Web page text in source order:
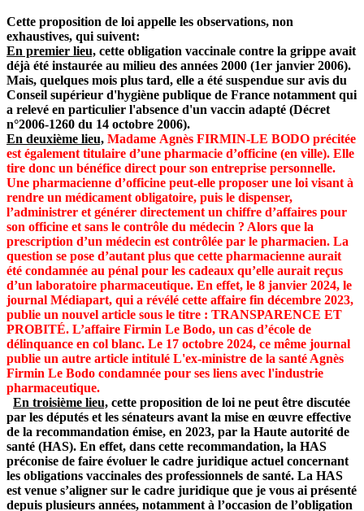
Cette proposition de loi appelle les observations, non
exhaustives, qui suivent:
En premier lieu, cette obligation vaccinale contre la grippe avait
déjà été instaurée au milieu des années 2000 (1er janvier 2006).
Mais, quelques mois plus tard, elle a été suspendue sur avis du
Conseil supérieur d'hygiène publique de France notamment qui
a relevé en particulier l'absence d'un vaccin adapté (Décret
n°2006-1260 du 14 octobre 2006).
En deuxième lieu, Madame Agnès FIRMIN-LE BODO précitée
est également titulaire d’une pharmacie d’officine (en ville). Elle
tire donc un bénéfice direct pour son entreprise personnelle.
Une pharmacienne d’officine peut-elle proposer une loi visant à
rendre un médicament obligatoire, puis le dispenser,
l’administrer et générer directement un chiffre d’affaires pour
son officine et sans le contrôle du médecin ? Alors que la
prescription d’un médecin est contrôlée par le pharmacien. La
question se pose d’autant plus que cette pharmacienne aurait
été condamnée au pénal pour les cadeaux qu’elle aurait reçus
d’un laboratoire pharmaceutique. En effet, le 8 janvier 2024, le
journal Médiapart, qui a révélé cette affaire fin décembre 2023,
publie un nouvel article sous le titre : TRANSPARENCE ET
PROBITÉ. L’affaire Firmin Le Bodo, un cas d’école de
délinquance en col blanc. Le 17 octobre 2024, ce même journal
publie un autre article intitulé L'ex-ministre de la santé Agnès
Firmin Le Bodo condamnée pour ses liens avec l'industrie
pharmaceutique.
En troisième lieu, cette proposition de loi ne peut être discutée
par les députés et les sénateurs avant la mise en œuvre effective
de la recommandation émise, en 2023, par la Haute autorité de
santé (HAS). En effet, dans cette recommandation, la HAS
préconise de faire évoluer le cadre juridique actuel concernant
les obligations vaccinales des professionnels de santé. La HAS
est venue s’aligner sur le cadre juridique que je vous ai présenté
depuis plusieurs années, notamment à l’occasion de l’obligation